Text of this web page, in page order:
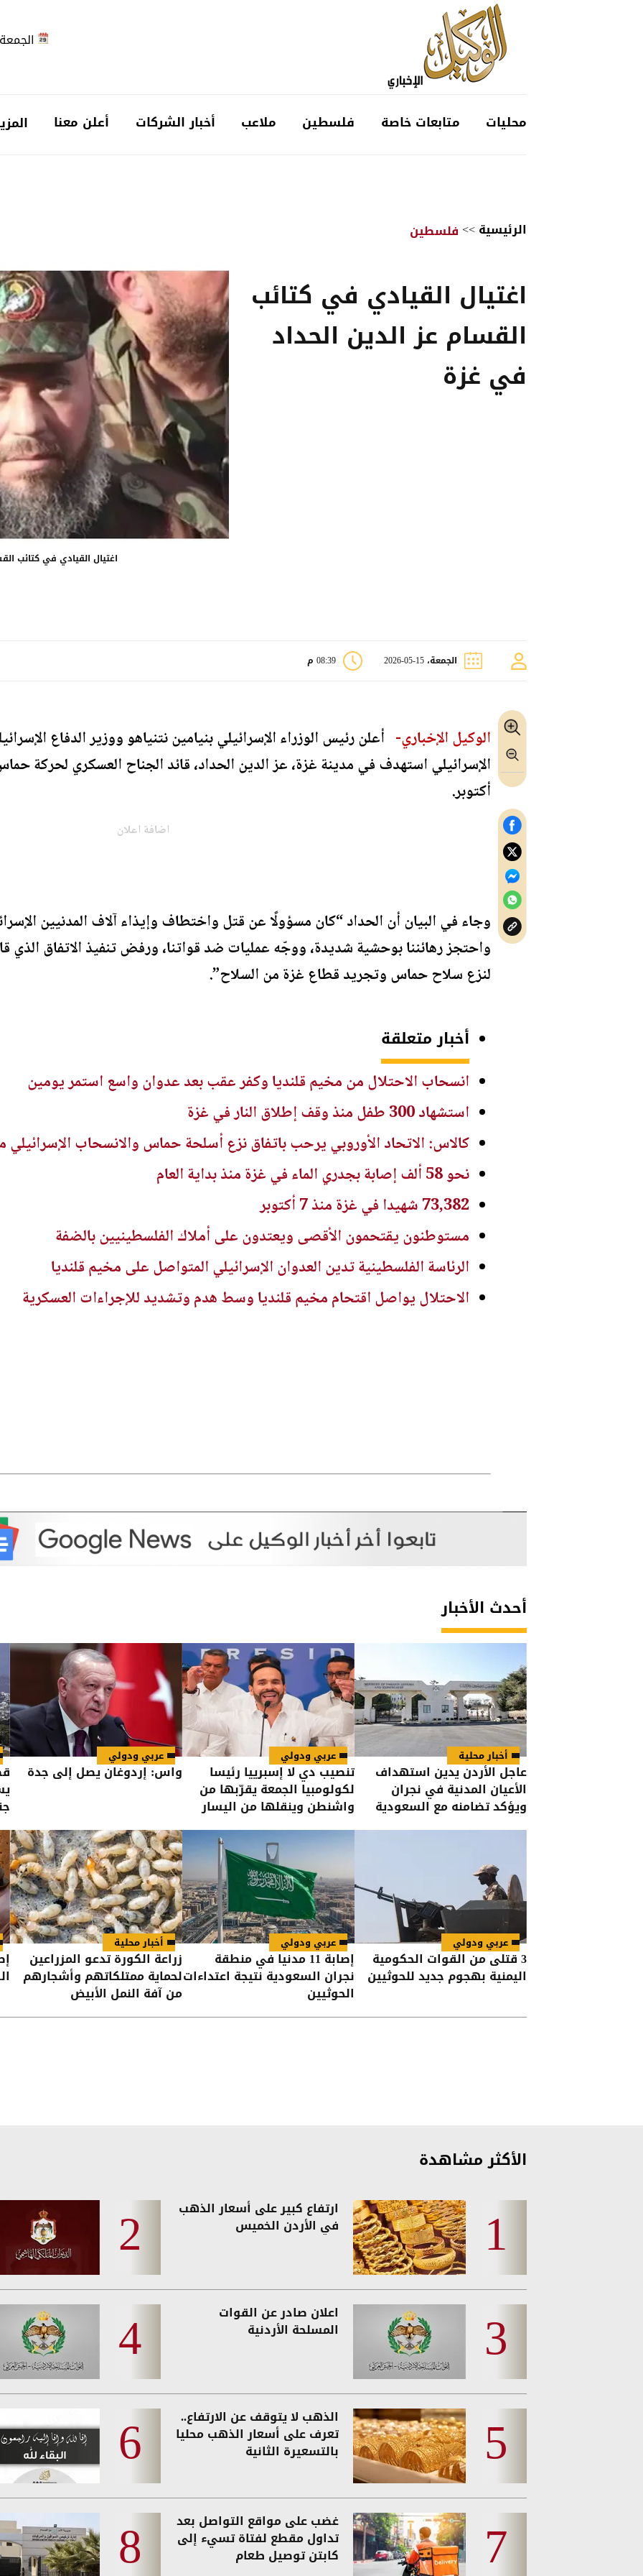
الجمعة 2026-08-07
محليات متابعات خاصة فلسطين ملاعب أخبار الشركات أعلن معنا
الرئيسية>>فلسطين
اغتيال القيادي في كتائب
القسام عز الدين الحداد
في غزة
اغتيال القيادي في كتائب
الجمعة، 15-05-2026 08:39 م
الوكيل الإخباري- أعلن رئيس الوزراء الإسرائيلي بنيامين نتنياهو ووزير الدفاع
الإسرائيلي استهدف في مدينة غزة، عز الدين الحداد، قائد الجناح العسكري لحركة
أكتوبر.
اضافة اعلان
وجاء في البيان أن الحداد “كان مسؤولًا عن قتل واختطاف وإيذاء آلاف المدنيين
واحتجز رهائننا بوحشية شديدة، ووجّه عمليات ضد قواتنا، ورفض تنفيذ الاتفاق الذي
لنزع سلاح حماس وتجريد قطاع غزة من السلاح”.
أخبار متعلقة
انسحاب الاحتلال من مخيم قلنديا وكفر عقب بعد عدوان واسع استمر يومين
استشهاد 300 طفل منذ وقف إطلاق النار في غزة
كالاس: الاتحاد الأوروبي يرحب باتفاق نزع أسلحة حماس والانسحاب الإسرائيلي
نحو 58 ألف إصابة بجدري الماء في غزة منذ بداية العام
73,382 شهيدا في غزة منذ 7 أكتوبر
مستوطنون يقتحمون الأقصى ويعتدون على أملاك الفلسطينيين بالضفة
الرئاسة الفلسطينية تدين العدوان الإسرائيلي المتواصل على مخيم قلنديا
الاحتلال يواصل اقتحام مخيم قلنديا وسط هدم وتشديد للإجراءات العسكرية
أحدث الأخبار
أخبار محلية
عاجل الأردن يدين استهداف
الأعيان المدنية في نجران
ويؤكد تضامنه مع السعودية
عربي ودولي
تنصيب دي لا إسبرييا رئيسا
لكولومبيا الجمعة يقرّبها من
واشنطن وينقلها من اليسار
عربي ودولي
واس: إردوغان يصل إلى جدة
عربي ودولي
3 قتلى من القوات الحكومية
اليمنية بهجوم جديد للحوثيين
عربي ودولي
إصابة 11 مدنيا في منطقة
نجران السعودية نتيجة اعتداءات
الحوثيين
أخبار محلية
زراعة الكورة تدعو المزراعين
لحماية ممتلكاتهم وأشجارهم
من آفة النمل الأبيض
الأكثر مشاهدة
ارتفاع كبير على أسعار الذهب
في الأردن الخميس
اعلان صادر عن القوات
المسلحة الأردنية
الذهب لا يتوقف عن الارتفاع..
تعرف على أسعار الذهب محليا
بالتسعيرة الثانية
غضب على مواقع التواصل بعد
تداول مقطع لفتاة تسيء إلى
كابتن توصيل طعام